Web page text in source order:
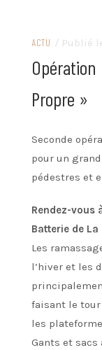
ACTU / Publié
Opération
Propre »
Seconde
pour un
pédestres et
Rendez-vous
Batterie de La
Les
l’hiver et les
faisant le
les
Gants et